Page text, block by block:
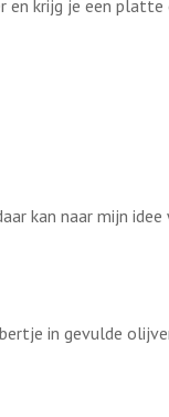
en krijg je een
kan naar mijn idee
in gevulde